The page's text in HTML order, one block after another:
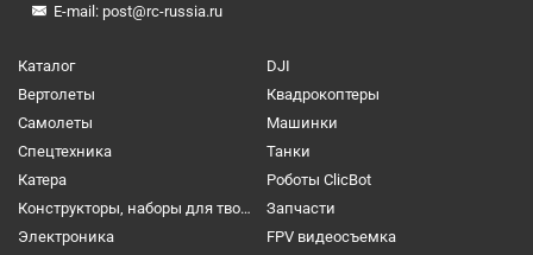
E-mail: post@rc-russia.ru
Каталог
DJI
Вертолеты
Квадрокоптеры
Самолеты
Машинки
Спецтехника
Танки
Катера
Роботы ClicBot
Конструкторы, наборы для творчества и настольные игры
Запчасти
Электроника
FPV видеосъемка